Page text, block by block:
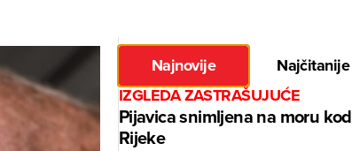
Najnovije
Najčitanije
IZGLEDA ZASTRAŠUJUĆE
Pijavica snimljena na moru kod
Rijeke